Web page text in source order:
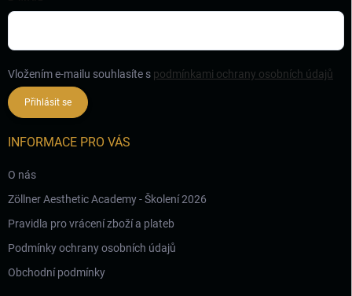
Vložením e-mailu souhlasíte s podmínkami ochrany osobních údajů
Přihlásit se
INFORMACE PRO VÁS
O nás
Zöllner Aesthetic Academy - Školení 2026
Pravidla pro vrácení zboží a plateb
Podmínky ochrany osobních údajů
Obchodní podmínky